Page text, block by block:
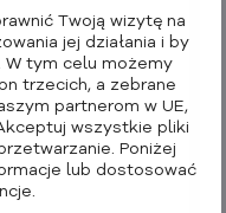
Twoją wizytę na
jej działania i by
W tym celu możemy
trzecich, a zebrane
partnerom w UE,
wszystkie pliki
Poniżej
lub dostosować